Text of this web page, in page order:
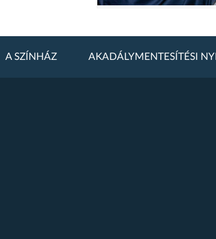
A SZÍNHÁZ AKADÁLYMENTESÍTÉSI